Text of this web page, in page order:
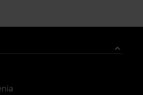
August Theodor
Waltherbył
dopiero jego syn w 1886 roku
które istnieje do dzisiaj.